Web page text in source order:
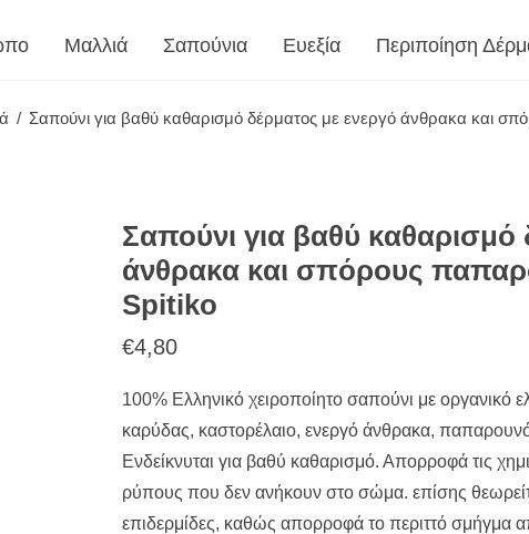
Μαλλιά Σαπούνια Ευεξία Περιποίηση
/ Σαπούνι για βαθύ καθαρισμό δέρματος με ενεργό άνθρακα και
Σαπούνι για βαθύ καθαρισμό
άνθρακα και σπόρους
Spitiko
€4,80
100% Ελληνικό χειροποίητο σαπούνι με οργανικό
καρύδας, καστορέλαιο, ενεργό άνθρακα,
Ενδείκνυται για βαθύ καθαρισμό. Απορροφά τις
ρύπους που δεν ανήκουν στο σώμα. επίσης
επιδερμίδες, καθώς απορροφά το περιττό σμήγμα